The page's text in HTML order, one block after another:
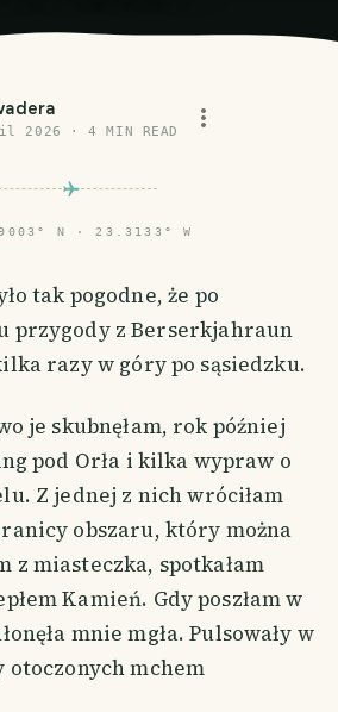
2026 ·4 MIN READ
N · 23.3133° W
tak pogodne, że po
przygody z Berserkjahraun
razy w góry po sąsiedzku.
je skubnęłam, rok później
pod Orła i kilka wypraw o
Z jednej z nich wróciłam
obszaru, który można
z miasteczka, spotkałam
Kamień. Gdy poszłam w
mnie mgła. Pulsowały w
otoczonych mchem